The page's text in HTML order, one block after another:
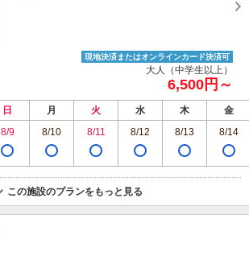
現地決済またはオンラインカード決済可
大人（中学生以上）
6,500円～
日 月 火 水 木
金
8/9 8/10 8/11 8/12 8/13 8/14
この施設のプランをもっと見る